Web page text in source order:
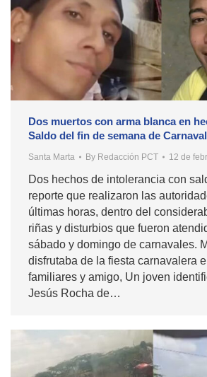
Dos muertos con arma blanca en
Saldo del fin de semana de
Santa Marta By Redacción PCT 12 de
Dos hechos de intolerancia con
reporte que realizaron las
últimas horas, dentro del
riñas y disturbios que fueron
sábado y domingo de carnavales.
disfrutaba de la fiesta carnavalera
familiares y amigo, Un joven
Jesús Rocha de…